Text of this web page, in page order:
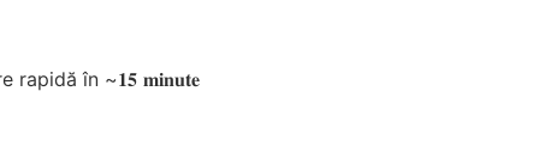
rapidă în ~𝟏𝟓 𝐦𝐢𝐧𝐮𝐭𝐞